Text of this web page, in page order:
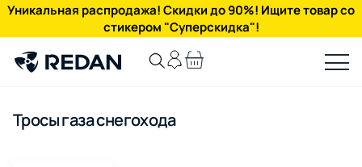
Уникальная распродажа! Скидки до 90%! Ищите товар со
стикером "Суперскидка"!
Тросы газа снегохода